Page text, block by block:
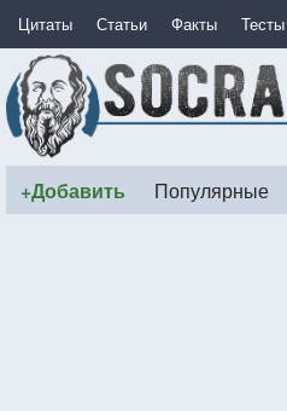
Цитаты Статьи Факты Тесты
+Добавить Популярные